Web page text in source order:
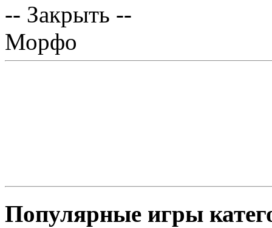
-- Закрыть --
Морфо
Популярные игры